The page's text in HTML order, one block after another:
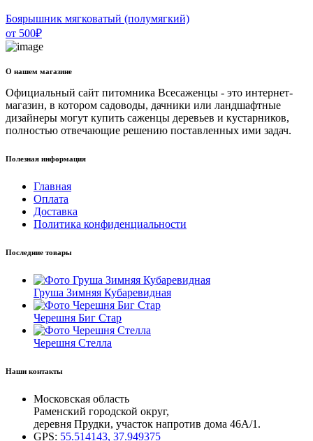
Боярышник мягковатый (полумягкий)
от 500₽
О нашем магазине
Официальный сайт питомника Всесаженцы - это интернет-
магазин, в котором садоводы, дачники или ландшафтные
дизайнеры могут купить саженцы деревьев и кустарников,
полностью отвечающие решению поставленных ими задач.
Полезная информация
Главная
Оплата
Доставка
Политика конфиденциальности
Последние товары
Груша Зимняя Кубаревидная
Черешня Биг Стар
Черешня Стелла
Наши контакты
Московская область
Раменский городской округ,
деревня Прудки, участок напротив дома 46А/1.
GPS: 55.514143, 37.949375